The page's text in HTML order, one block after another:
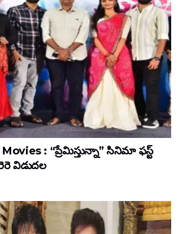
: “ప్రేమిస్తున్నా” సినిమా ఫస్ట్
విడుదల